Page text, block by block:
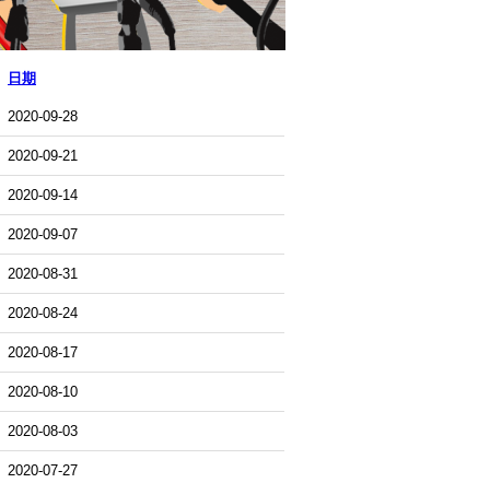
日期
2020-09-28
2020-09-21
2020-09-14
2020-09-07
2020-08-31
2020-08-24
2020-08-17
2020-08-10
2020-08-03
2020-07-27